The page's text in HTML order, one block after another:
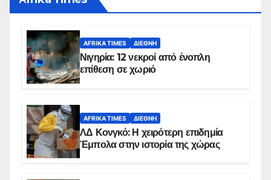
AFRIKA TIMES ΔΙΕΘΝΉ
Νιγηρία: 12 νεκροί από ένοπλη
επίθεση σε χωριό
AFRIKA TIMES ΔΙΕΘΝΉ
ΛΔ Κονγκό: Η χειρότερη επιδημία
Έμπολα στην ιστορία της χώρας